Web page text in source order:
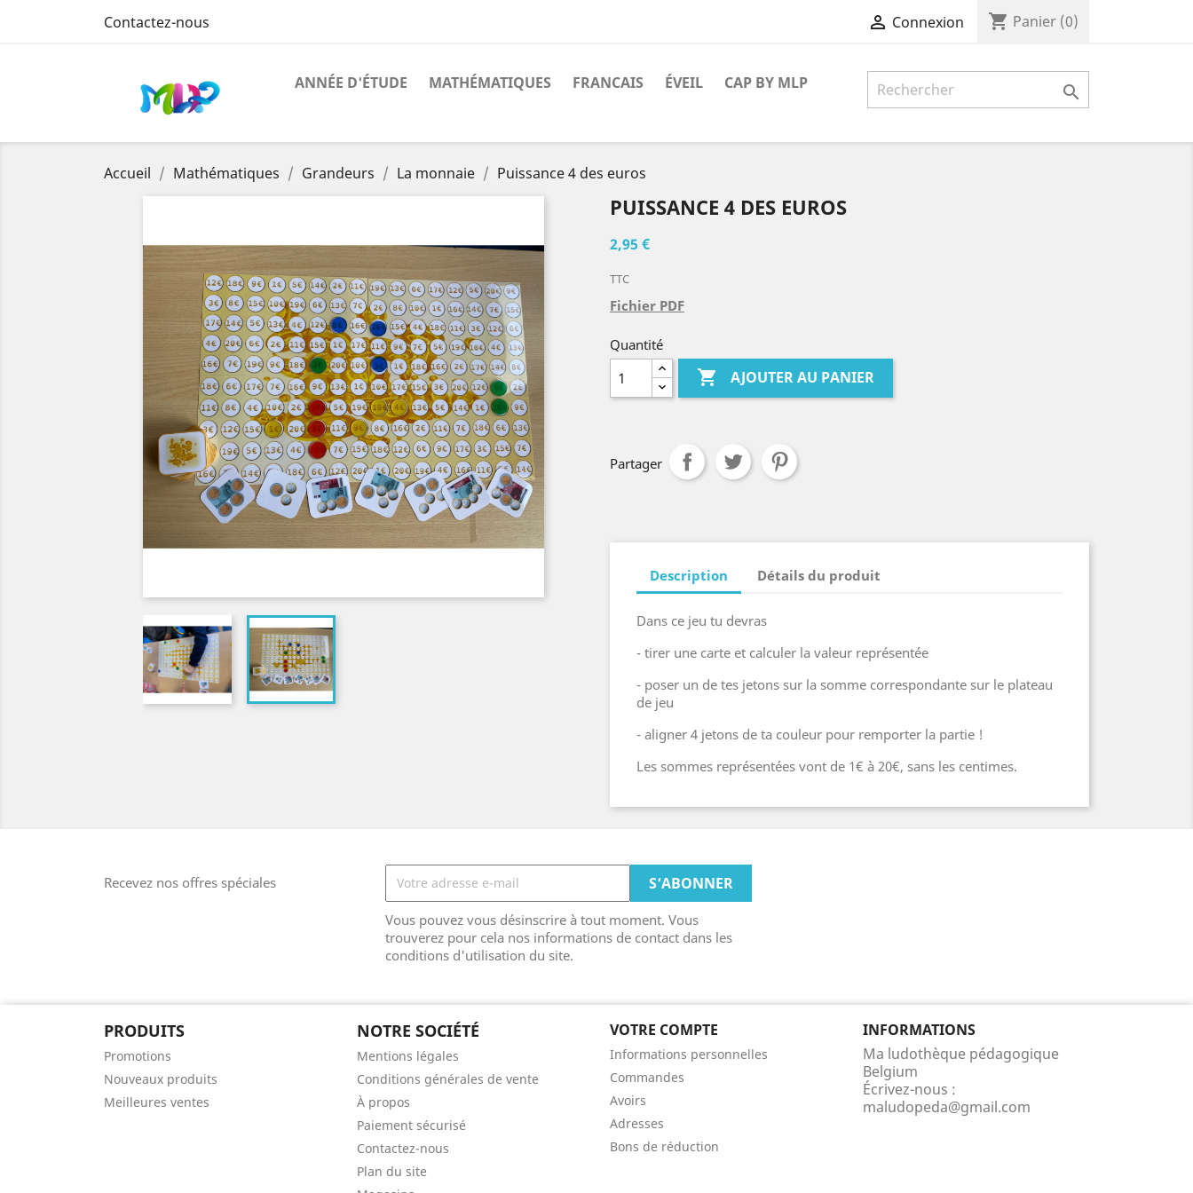
Contactez-nous  Connexion shopping_cart Panier (0)
ANNÉE D'ÉTUDE MATHÉMATIQUES FRANCAIS ÉVEIL CAP BY MLP 
Accueil Mathématiques Grandeurs La monnaie Puissance 4 des euros
PUISSANCE 4 DES EUROS
2,95 €
TTC
Fichier PDF
Quantité
 AJOUTER AU PANIER
Partager
Description Détails du produit
Dans ce jeu tu devras
- tirer une carte et calculer la valeur représentée
- poser un de tes jetons sur la somme correspondante sur le plateau
de jeu
- aligner 4 jetons de ta couleur pour remporter la partie !
Les sommes représentées vont de 1€ à 20€, sans les centimes.
Recevez nos offres spéciales
Vous pouvez vous désinscrire à tout moment. Vous
trouverez pour cela nos informations de contact dans les
conditions d'utilisation du site.
PRODUITS
Promotions
Nouveaux produits
Meilleures ventes
NOTRE SOCIÉTÉ
Mentions légales
Conditions générales de vente
À propos
Paiement sécurisé
Contactez-nous
Plan du site
VOTRE COMPTE
Informations personnelles
Commandes
Avoirs
Adresses
Bons de réduction
INFORMATIONS
Ma ludothèque pédagogique
Belgium
Écrivez-nous :
maludopeda@gmail.com